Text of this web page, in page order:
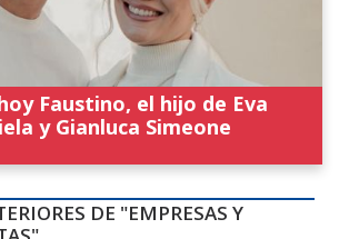
Faustino, el hijo de Eva
y Gianluca Simeone
DE "EMPRESAS Y